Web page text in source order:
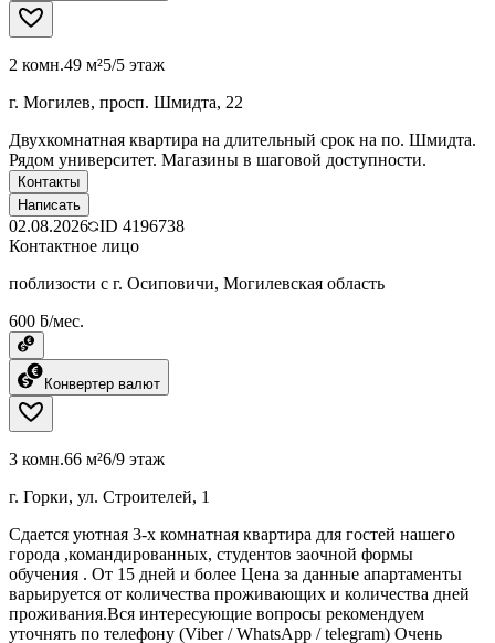
2 комн.49 м²5/5 этаж
г. Могилев, просп. Шмидта, 22
Двухкомнатная квартира на длительный срок на по. Шмидта.
Рядом университет. Магазины в шаговой доступности.
Контакты
Написать
02.08.2026 ID 4196738
Контактное лицо
поблизости с г. Осиповичи, Могилевская область
600 ƃ/мес.
Конвертер валют
3 комн.66 м²6/9 этаж
г. Горки, ул. Строителей, 1
Сдается уютная 3-х комнатная квартира для гостей нашего
города ,командированных, студентов заочной формы
обучения . От 15 дней и более Цена за данные апартаменты
варьируется от количества проживающих и количества дней
проживания.Вся интересующие вопросы рекомендуем
уточнять по телефону (Viber / WhatsApp / telegram) Очень